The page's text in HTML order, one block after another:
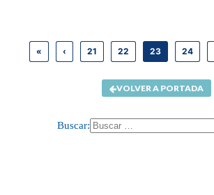
« ‹ 21 22 23 24
VOLVER A PORTADA
Buscar: